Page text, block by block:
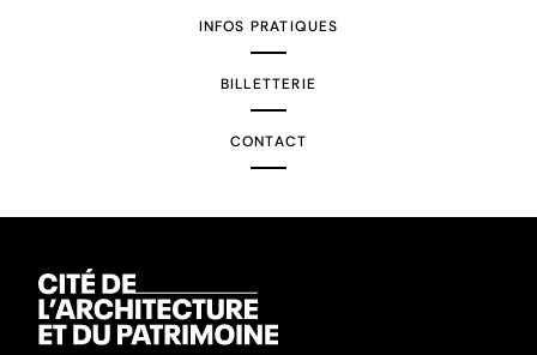
INFOS PRATIQUES
BILLETTERIE
CONTACT